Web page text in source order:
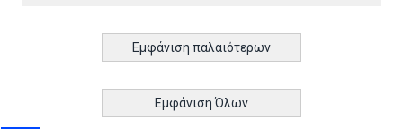
Εμφάνιση παλαιότερων
Εμφάνιση Όλων